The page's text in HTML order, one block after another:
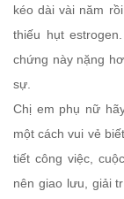
kéo dài vài năm
thiếu hụt
chứng này nặng
sự.
Chị em phụ nữ
một cách vui vẻ
tiết công việc,
nên giao lưu, giải